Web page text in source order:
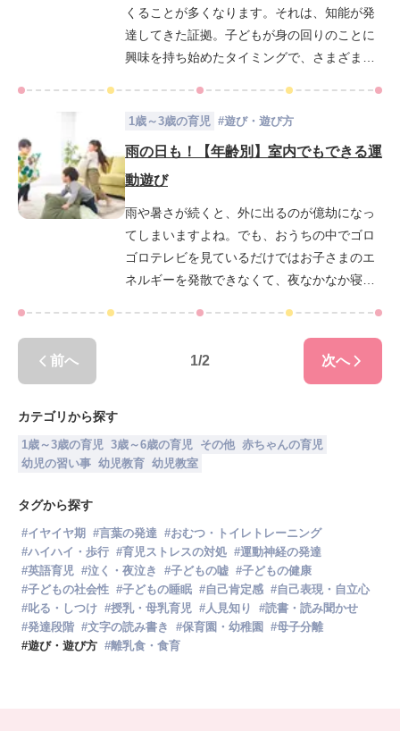
くることが多くなります。それは、知能が発
達してきた証拠。子どもが身の回りのことに
興味を持ち始めたタイミングで、さまざまな
介します。お父さん、お母さんも一緒に楽し
みながら、たくさんの発見をさせてあげまし
1歳～3歳の育児 #遊び・遊び方
雨の日も！【年齢別】室内でもできる運
動遊び
雨や暑さが続くと、外に出るのが億劫になっ
てしまいますよね。でも、おうちの中でゴロ
ゴロテレビを見ているだけではお子さまのエ
ネルギーを発散できなくて、夜なかなか寝て
うちの中で体を動かして遊びましょう。スト
レスも発散できて、体力もつき、夜もしっか
前へ 1/2 次へ
カテゴリから探す
1歳～3歳の育児 3歳～6歳の育児 その他 赤ちゃんの育児
幼児の習い事 幼児教育 幼児教室
タグから探す
#イヤイヤ期 #言葉の発達 #おむつ・トイレトレーニング
#ハイハイ・歩行 #育児ストレスの対処 #運動神経の発達
#英語育児 #泣く・夜泣き #子どもの嘘 #子どもの健康
#子どもの社会性 #子どもの睡眠 #自己肯定感 #自己表現・自立心
#叱る・しつけ #授乳・母乳育児 #人見知り #読書・読み聞かせ
#発達段階 #文字の読み書き #保育園・幼稚園 #母子分離
#遊び・遊び方 #離乳食・食育